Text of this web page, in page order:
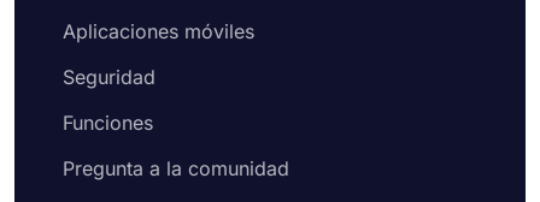
Aplicaciones móviles
Seguridad
Funciones
Pregunta a la comunidad